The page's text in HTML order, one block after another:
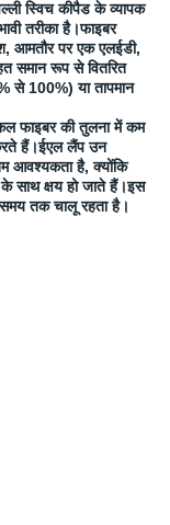
स्विच कीपैड के व्यापक
तरीका है।फाइबर
आमतौर पर एक एलईडी,
समान रूप से वितरित
से 100%) या तापमान
फाइबर की तुलना में कम
हैं।ईएल लैंप उन
आवश्यकता है, क्योंकि
के साथ क्षय हो जाते हैं।इस
तक चालू रहता है।